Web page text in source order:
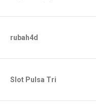
rubah4d
Slot Pulsa Tri